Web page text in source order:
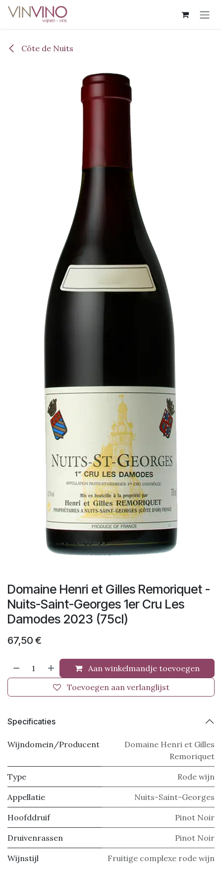
Overslaan naar inhoud
Côte de Nuits
Domaine Henri et Gilles Remoriquet -
Nuits-Saint-Georges 1er Cru Les
Damodes 2023 (75cl)
67,50 €
Aan winkelmandje toevoegen
Toevoegen aan verlanglijst
Specificaties
Wijndomein/Producent
Domaine Henri et Gilles
Remoriquet
Type Rode wijn
Appellatie Nuits-Saint-Georges
Hoofddruif Pinot Noir
Druivenrassen Pinot Noir
Wijnstijl Fruitige complexe rode wijn